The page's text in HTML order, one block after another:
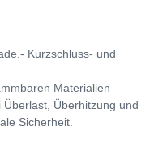
Kurzschluss- und
Materialien
Überhitzung und
Sicherheit.